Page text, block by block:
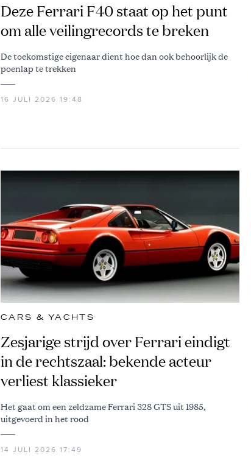
Deze Ferrari F40 staat op het punt
om alle veilingrecords te breken
De toekomstige eigenaar dient hoe dan ook behoorlijk de
poenlap te trekken
16 JULI 2026 19:48
CARS & YACHTS
Zesjarige strijd over Ferrari eindigt
in de rechtszaal: bekende acteur
verliest klassieker
Het gaat om een zeldzame Ferrari 328 GTS uit 1985,
uitgevoerd in het rood
14 JULI 2026 17:49